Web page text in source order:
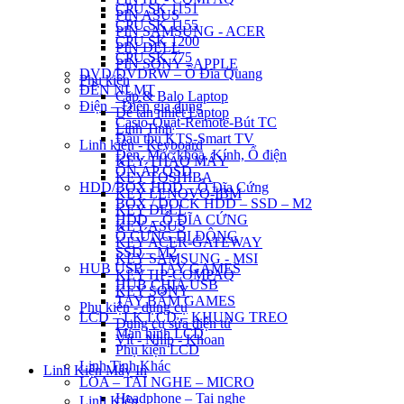
CPU SK 1151
CPU SK 1155
CPU SK 1200
CPU SK 775
DVD/DVDRW – Ổ Đĩa Quang
ĐÈN NLMT
Điện – Điện gia dụng
Casio-Quạt-Remote-Bút TC
Đầu thu KTS-Smart TV
Đèn, Móc khóa, Kính, Ổ điện
ỔN ÁP QSD
HDD/BOX HDD – Ổ Đĩa Cứng
BOX / DOCK HDD – SSD – M2
HDD – Ổ ĐĨA CỨNG
Ổ CỨNG DI ĐỘNG
SSD – M2
HUB USB – TAY GAMES
HUB CHIA USB
TAY BẤM GAMES
LCD – LK LCD – KHUNG TREO
Màn hình LCD
Phụ kiện LCD
Linh Tinh Khác
LOA – TAI NGHE – MICRO
Headphone – Tai nghe
PIN ASUS
PIN SAMSUNG - ACER
PIN DELL
PIN SONY - APPLE
Phụ kiện
Cặp & Balo Laptop
Đế tản nhiệt Laptop
Linh Tinh
Linh kiện - Keyboard
KEY THÁO MÁY
KEY TOSHIBA
KEY LENOVO-IBM
KEY DELL
KEY ASUS
KEY ACER-GATEWAY
KEY SAMSUNG - MSI
KEY HP-COMPAQ
KEY SONY
Phụ kiện - dụng cụ
Dụng cụ sửa điện tử
Vít - Nhíp - Khoan
Linh Kiện Máy In